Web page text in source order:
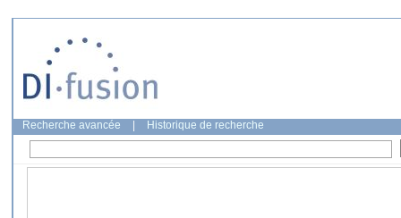
Recherche avancée Historique de recherche